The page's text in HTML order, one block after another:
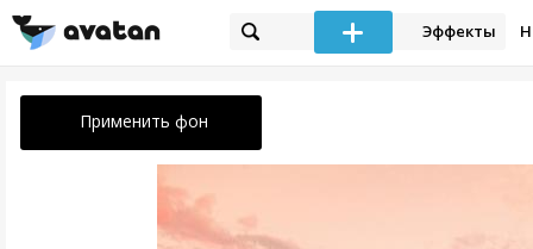
Эффекты
Применить фон